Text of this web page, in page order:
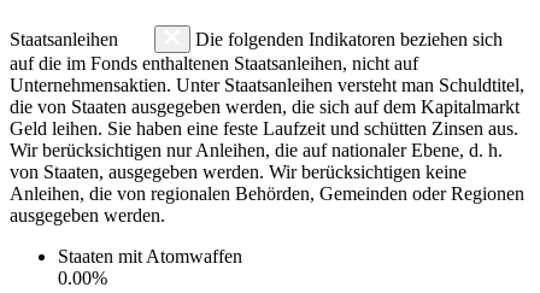
Staatsanleihen
Die folgenden Indikatoren beziehen sich
auf die im Fonds enthaltenen Staatsanleihen, nicht auf
Unternehmensaktien. Unter Staatsanleihen versteht man Schuldtitel,
die von Staaten ausgegeben werden, die sich auf dem Kapitalmarkt
Geld leihen. Sie haben eine feste Laufzeit und schütten Zinsen aus.
Wir berücksichtigen nur Anleihen, die auf nationaler Ebene, d. h.
von Staaten, ausgegeben werden. Wir berücksichtigen keine
Anleihen, die von regionalen Behörden, Gemeinden oder Regionen
ausgegeben werden.
Staaten mit Atomwaffen
0.00%